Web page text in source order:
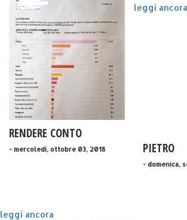
RENDERE CONTO
- mercoledì, ottobre 03, 2018
leggi ancora
PIETRO
- domenica,
leggi ancora